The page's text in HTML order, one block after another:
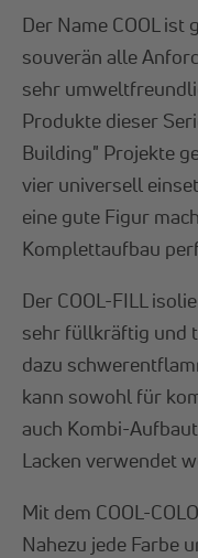
Der Name COOL
souverän alle
sehr
Produkte dieser
Building" Projekte
vier universell
eine gute Figur
Komplettaufbau
Der COOL-FILL
sehr füllkräftig und
dazu
kann sowohl für
auch Kombi-
Lacken verwendet
Mit dem COOL-
Nahezu jede Farbe